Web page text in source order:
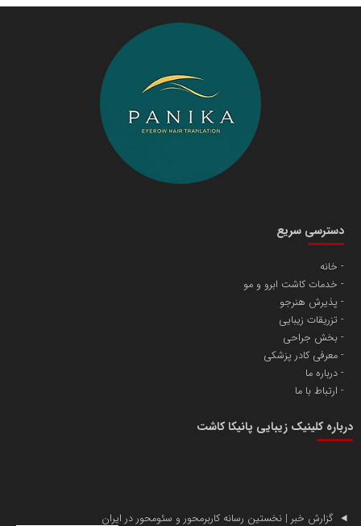
دانشگاه سئوی ایران
پایگاه اطلاع رسانی اعتلای نهادهای مردمی
سازمان صنعت،معدن و تجارت
آهن و فولاد غدیر ایرانیان
تامین آهن اسفنجی تولیدکنندگان فولاد در کشور
مریم حاج نوروز نظری
مسعودصادقی
دسترسی سریع
خانه
خدمات کاشت ابرو و مو
پذیرش هنرجو
تزریقات زیبایی
بخش جراحی
معرفی کادر پزشکی
درباره ما
ارتباط با ما
درباره کلینیک زیبایی پانیکا کاشت
گزارش خبر | نخستین رسانه کاربرمحور و سئومحور در ایران